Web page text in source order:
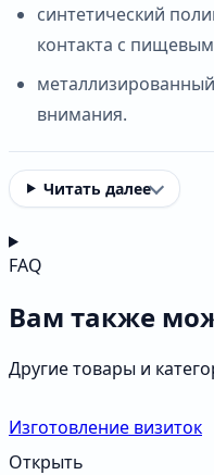
синтетический
контакта с
внимания.
Читать далее
FAQ
Вам также
Другие товары и
Изготовление визиток
Открыть